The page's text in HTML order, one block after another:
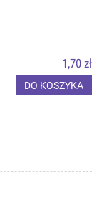
1,70 zł
DO KOSZYKA